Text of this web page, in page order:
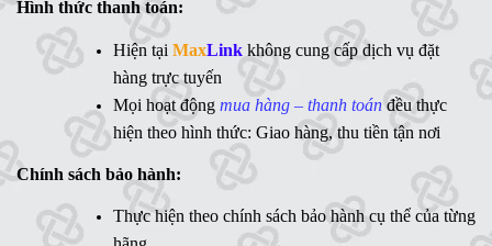
Email: kinhdoanh@maxlink.vn
Điện thoại: 028 – 3856 9979
Liên hệ mua hàng:
Synology,Toshiba,Seagate,WD (Mr. Khang - 0949 740
101 ; Ms .Ngân - 0971 572 265
,Terramaster,Seagate Mr .Thông -
0879 135
; Ms. Lan Anh - 0984 441 810)